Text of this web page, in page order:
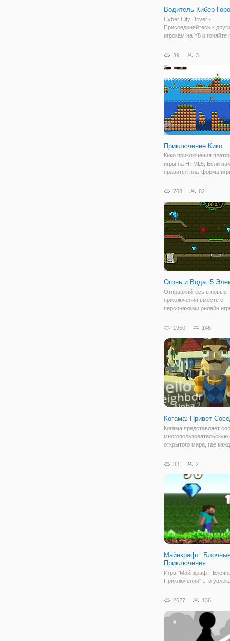
Водитель Кибер-
Cyber City Driver -
Присоединяйтесь к
игрокам на Y8 и гоняйте
пандусам и
своему другу и
автомобили и примите
39 3
Приключение Кико
Кико приключения
игры на HTML5, Если
нравится платформа
подобрать и играть
Путешествие по красиво
разработанных
найти
768 82
Огонь и Вода: 5
Отправляйтесь в новые
приключения вместе с
персонажами онлайн
бродилка на двоих, в
огнем, а другой - водой.
предстоит пройти
1950 146
Когама: Привет
Когама представляет
многопользовательскую
открытого мира, где
пространству. Вы
соперниками, просто
собирать монеты,
33 2
Майнкрафт:
Приключения
Игра "Майнкрафт:
Приключения" это
нужно уничтожать
монеты и кристаллы
уровни. Приключения
разделились на 6
2627 136